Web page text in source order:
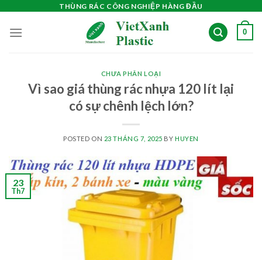
content
THÙNG RÁC CÔNG NGHIỆP HÀNG ĐẦU
0
CHƯA PHÂN LOẠI
Vì sao giá thùng rác nhựa 120 lít lại
có sự chênh lệch lớn?
POSTED ON 23 THÁNG 7, 2025 BY HUYEN
23
Th7